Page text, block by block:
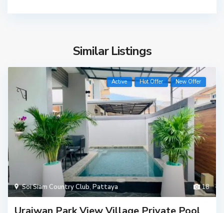
Similar Listings
18
Soi Siam Country Club,Pattaya
Active Hot Offer New Offer